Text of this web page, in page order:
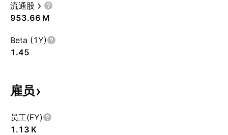
流通股
‪953.66 M‬
Beta (1Y)
1.45
雇员
员工(FY)
‪1.13 K‬